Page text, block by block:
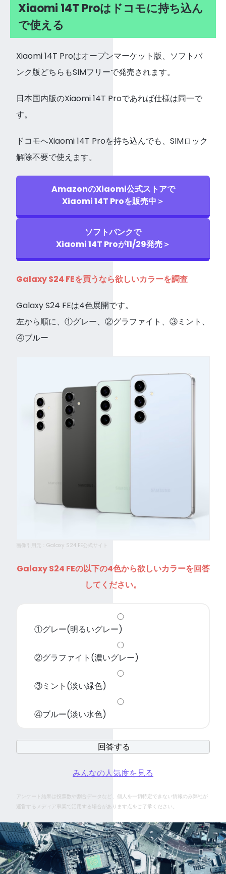
Xiaomi 14T Proはドコモに持ち込ん
で使える
Xiaomi 14T Proはオープンマーケット版、ソフトバ
ンク版どちらもSIMフリーで発売されます。
日本国内版のXiaomi 14T Proであれば仕様は同一で
す。
ドコモへXiaomi 14T Proを持ち込んでも、SIMロック
解除不要で使えます。
AmazonのXiaomi公式ストアで
Xiaomi 14T Proを販売中＞
ソフトバンクで
Xiaomi 14T Proが11/29発売＞
Galaxy S24 FEを買うなら欲しいカラーを調査
Galaxy S24 FEは4色展開です。
左から順に、①グレー、②グラファイト、③ミント、
④ブルー
画像引用元：Galaxy S24 FE公式サイト
Galaxy S24 FEの以下の4色から欲しいカラーを回答
してください。
①グレー(明るいグレー)
②グラファイト(濃いグレー)
③ミント(淡い緑色)
④ブルー(淡い水色)
みんなの人気度を見る
アンケート結果は投票数や割合データなど、個人を一切特定できない情報のみ弊社が
運営するメディア事業で活用する場合があります点をご了承ください。